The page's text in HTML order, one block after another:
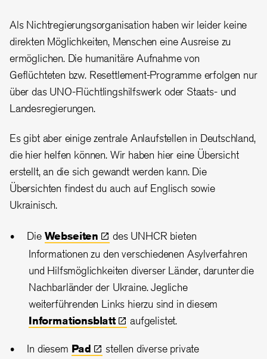
Als Nichtregierungsorganisation haben wir leider keine
direkten Möglichkeiten, Menschen eine Ausreise zu
ermöglichen. Die humanitäre Aufnahme von
Geflüchteten bzw. Resettlement-Programme erfolgen nur
über das UNO-Flüchtlingshilfswerk oder Staats- und
Landesregierungen.
Es gibt aber einige zentrale Anlaufstellen in Deutschland,
die hier helfen können. Wir haben hier eine Übersicht
erstellt, an die sich gewandt werden kann. Die
Übersichten findest du auch auf Englisch sowie
Ukrainisch.
Die Webseiten
des UNHCR bieten
Informationen zu den verschiedenen Asylverfahren
und Hilfsmöglichkeiten diverser Länder, darunter die
Nachbarländer der Ukraine. Jegliche
weiterführenden Links hierzu sind in diesem
Informationsblatt
aufgelistet.
In diesem Pad
stellen diverse private